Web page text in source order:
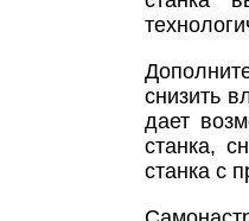
снизить
дает
станка,
станка с